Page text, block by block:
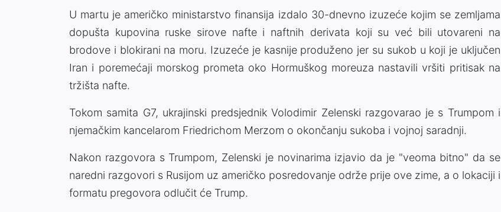
U martu je američko ministarstvo finansija izdalo 30-dnevno izuzeće kojim se zemljama
dopušta kupovina ruske sirove nafte i naftnih derivata koji su već bili utovareni na
brodove i blokirani na moru. Izuzeće je kasnije produženo jer su sukob u koji je uključen
Iran i poremećaji morskog prometa oko Hormuškog moreuza nastavili vršiti pritisak na
tržišta nafte.
Tokom samita G7, ukrajinski predsjednik Volodimir Zelenski razgovarao je s Trumpom i
njemačkim kancelarom Friedrichom Merzom o okončanju sukoba i vojnoj saradnji.
Nakon razgovora s Trumpom, Zelenski je novinarima izjavio da je "veoma bitno" da se
naredni razgovori s Rusijom uz američko posredovanje održe prije ove zime, a o lokaciji i
formatu pregovora odlučit će Trump.